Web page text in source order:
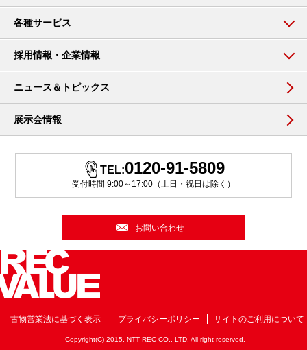
各種サービス
採用情報・企業情報
ニュース＆トピックス
展示会情報
TEL:0120-91-5809
受付時間 9:00～17:00（土日・祝日は除く）
お問い合わせ
古物営業法に基づく表示 プライバシーポリシー サイトのご利用について
Copyright(C) 2015, NTT REC CO., LTD. All right reserved.